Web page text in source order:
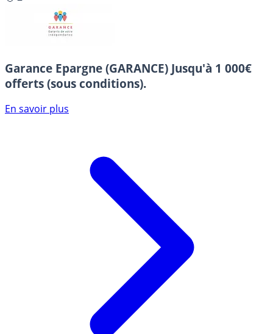
Garance Epargne (GARANCE) Jusqu'à 1 000€
offerts (sous conditions).
En savoir plus